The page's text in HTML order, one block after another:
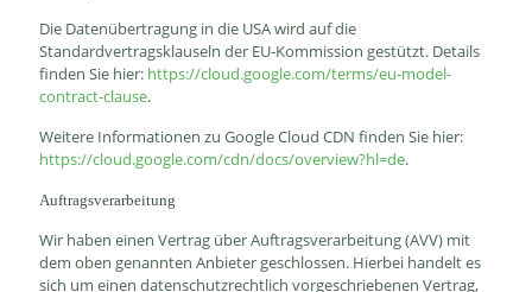
Die Datenübertragung in die USA wird auf die
Standardvertragsklauseln der EU-Kommission gestützt. Details
finden Sie hier: https://cloud.google.com/terms/eu-model-
contract-clause.
Weitere Informationen zu Google Cloud CDN finden Sie hier:
https://cloud.google.com/cdn/docs/overview?hl=de.
Auftragsverarbeitung
Wir haben einen Vertrag über Auftragsverarbeitung (AVV) mit
dem oben genannten Anbieter geschlossen. Hierbei handelt es
sich um einen datenschutzrechtlich vorgeschriebenen Vertrag,